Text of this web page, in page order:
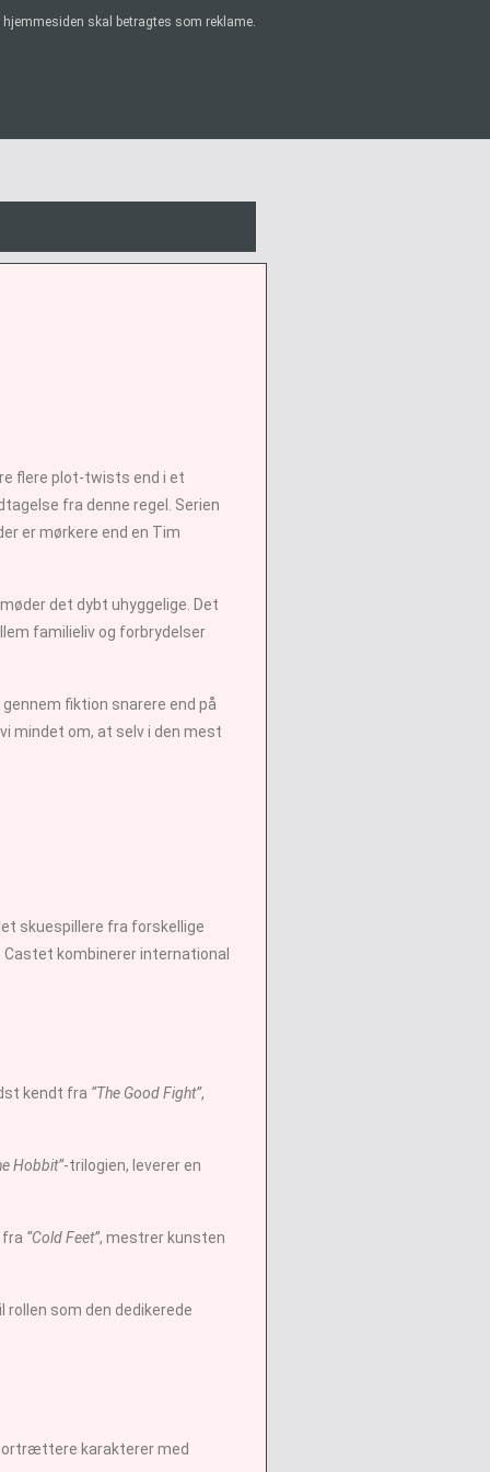
skal betragtes som reklame.
flere plot-twists end i et
fra denne regel. Serien
er mørkere end en Tim
det dybt uhyggelige. Det
familieliv og forbrydelser
fiktion snarere end på
mindet om, at selv i den mest
skuespillere fra forskellige
kombinerer international
kendt fra “The Good Fight”,
Hobbit”-trilogien, leverer en
fra “Cold Feet”, mestrer kunsten
som den dedikerede
karakterer med